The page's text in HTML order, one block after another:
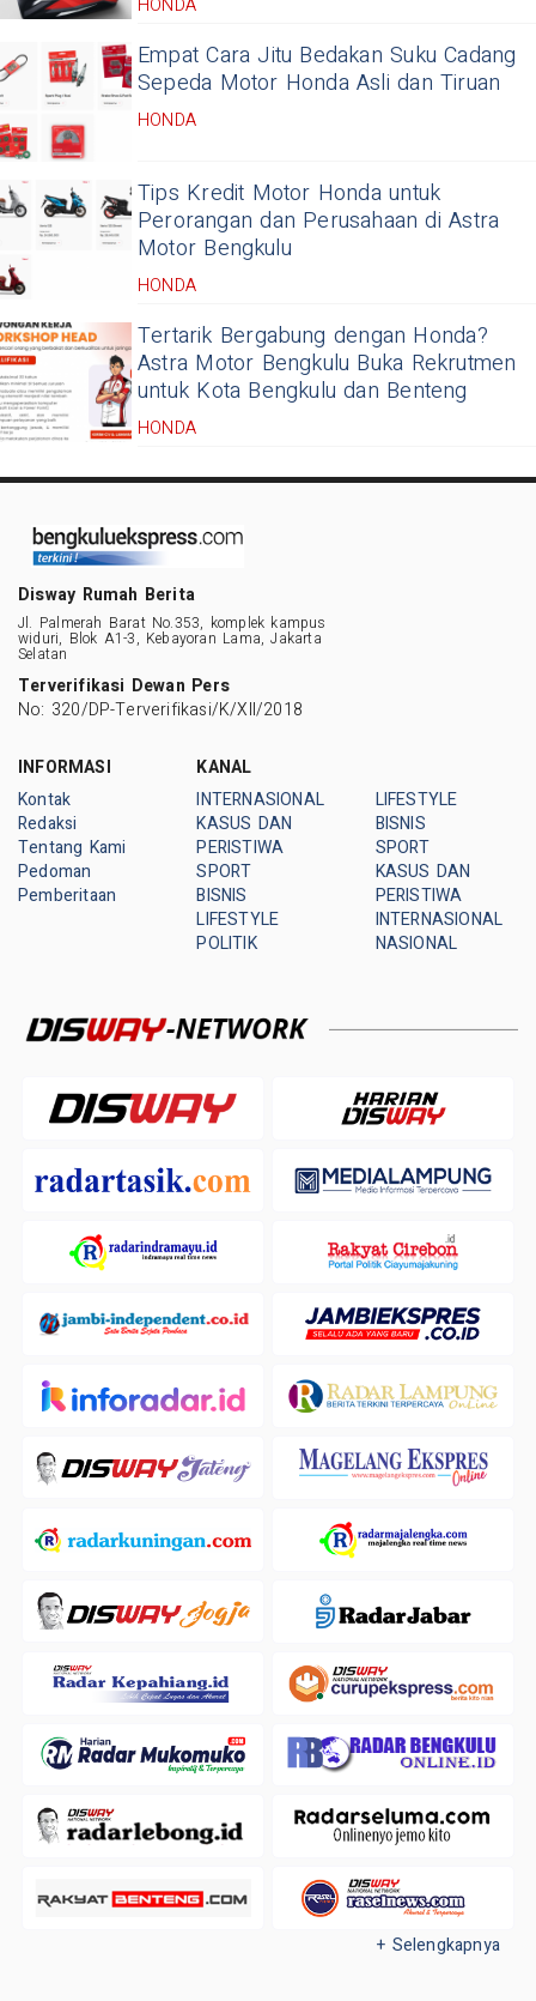
HONDA
Empat Cara Jitu Bedakan Suku Cadang
Sepeda Motor Honda Asli dan Tiruan
HONDA
Tips Kredit Motor Honda untuk
Perorangan dan Perusahaan di Astra
Motor Bengkulu
HONDA
Tertarik Bergabung dengan Honda?
Astra Motor Bengkulu Buka Rekrutmen
untuk Kota Bengkulu dan Benteng
HONDA
Disway Rumah Berita
Jl. Palmerah Barat No.353, komplek kampus
widuri, Blok A1-3, Kebayoran Lama, Jakarta
Selatan
Terverifikasi Dewan Pers
No: 320/DP-Terverifikasi/K/XII/2018
INFORMASI
Kontak
Redaksi
Tentang Kami
Pedoman
Pemberitaan
KANAL
INTERNASIONAL
KASUS DAN
PERISTIWA
SPORT
BISNIS
LIFESTYLE
POLITIK
LIFESTYLE
BISNIS
SPORT
KASUS DAN
PERISTIWA
INTERNASIONAL
NASIONAL
+ Selengkapnya